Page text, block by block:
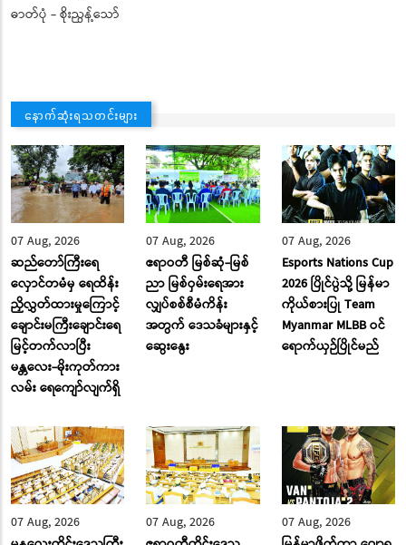
ဓာတ်ပုံ - စိုးညွန့်သော်
နောက်ဆုံးရသတင်းများ
07 Aug, 2026
ဆည်တော်ကြီးရေ
လှောင်တမံမှ ရေထိန်း
ညှိလွှတ်ထားမှုကြောင့်
ချောင်းမကြီးချောင်းရေ
မြင့်တက်လာပြီး
မန္တလေး-မိုးကုတ်ကား
လမ်း ‌ရေ‌ကျော်လျက်ရှိ
07 Aug, 2026
ဧရာဝတီ မြစ်ဆုံ-မြစ်
ညာ မြစ်ဝှမ်းရေအား
လျှပ်စစ်စီမံကိန်း
အတွက် ဒေသခံများနှင့်
ဆွေးနွေး
07 Aug, 2026
Esports Nations Cup
2026 ပြိုင်ပွဲသို့ မြန်မာ
ကိုယ်စားပြု Team
Myanmar MLBB ဝင်
ရောက်ယှဉ်ပြိုင်မည်
07 Aug, 2026
07 Aug, 2026
07 Aug, 2026